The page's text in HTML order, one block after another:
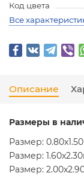
Код цвета
Все
Описание
Размеры в
Размер:
Размер:
Размер: